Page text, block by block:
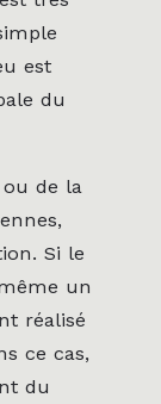
est
du
de la
Si le
un
réalisé
ce cas,
du